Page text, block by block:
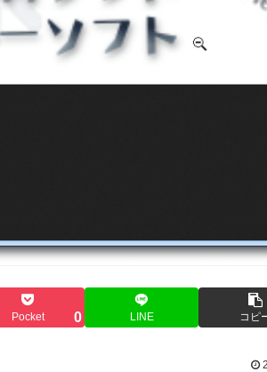
Pocket 0 LINE コピ